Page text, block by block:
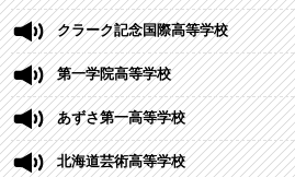
クラーク記念国際高等学校
第一学院高等学校
あずさ第一高等学校
北海道芸術高等学校